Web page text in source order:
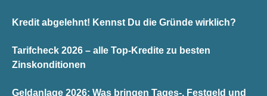
Kredit abgelehnt! Kennst Du die Gründe wirklich?
Tarifcheck 2026 – alle Top-Kredite zu besten
Zinskonditionen
Geldanlage 2026: Was bringen Tages-, Festgeld und